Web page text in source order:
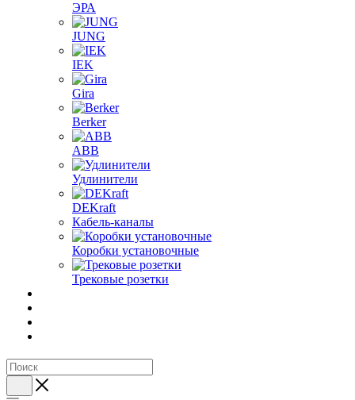
ЭРА
JUNG
IEK
Gira
Berker
ABB
Удлинители
DEKraft
Кабель-каналы
Коробки установочные
Трековые розетки